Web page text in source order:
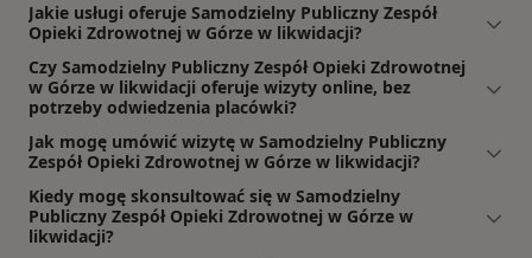
Jakie usługi oferuje Samodzielny Publiczny Zespół
Opieki Zdrowotnej w Górze w likwidacji?
Czy Samodzielny Publiczny Zespół Opieki Zdrowotnej
w Górze w likwidacji oferuje wizyty online, bez
potrzeby odwiedzenia placówki?
Jak mogę umówić wizytę w Samodzielny Publiczny
Zespół Opieki Zdrowotnej w Górze w likwidacji?
Kiedy mogę skonsultować się w Samodzielny
Publiczny Zespół Opieki Zdrowotnej w Górze w
likwidacji?